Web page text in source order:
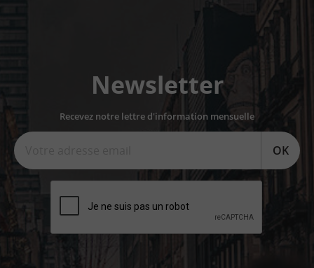
Newsletter
Recevez notre lettre d'information mensuelle
OK